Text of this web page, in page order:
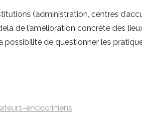
(administration, centres
de l’amélioration concrète des
de questionner les
endocriniens.